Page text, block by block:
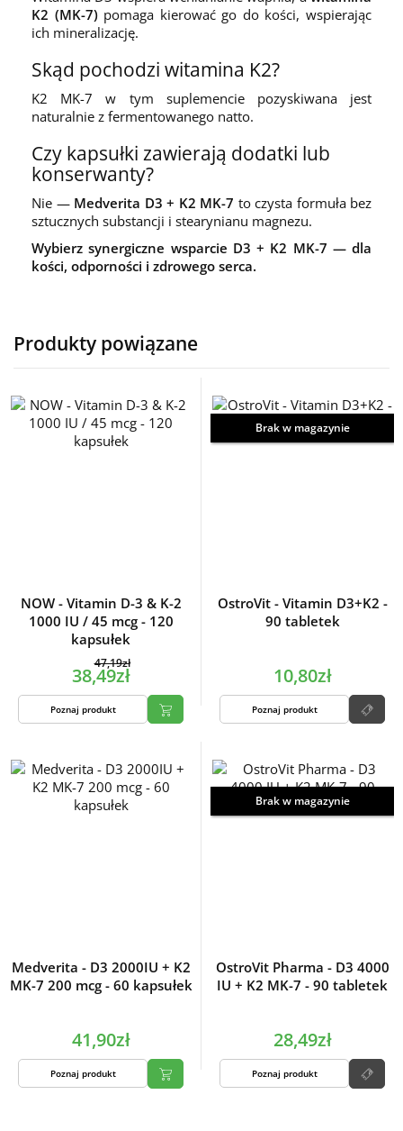
K2 (MK-7)pomaga kierować go do kości, wspierając
ich mineralizację.
Skąd pochodzi witamina K2?
K2 MK-7 w tym suplemencie pozyskiwana jest
naturalnie z fermentowanego natto.
Czy kapsułki zawierają dodatki lub
konserwanty?
Nie — Medverita D3 + K2 MK-7 to czysta formuła bez
sztucznych substancji i stearynianu magnezu.
Wybierz synergiczne wsparcie D3 + K2 MK-7 — dla
kości, odporności i zdrowego serca.
Produkty powiązane
NOW - Vitamin D-3 & K-2
1000 IU / 45 mcg - 120
kapsułek
47,19zł
38,49zł
Poznaj produkt
Brak w magazynie
OstroVit - Vitamin D3+K2 -
90 tabletek
10,80zł
Poznaj produkt
Medverita - D3 2000IU + K2
MK-7 200 mcg - 60 kapsułek
41,90zł
Poznaj produkt
Brak w magazynie
OstroVit Pharma - D3 4000
IU + K2 MK-7 - 90 tabletek
28,49zł
Poznaj produkt